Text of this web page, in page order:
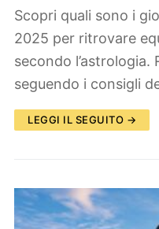
Scopri quali sono i
2025 per ritrovare
secondo
seguendo i consigli
LEGGI IL SEGUITO →